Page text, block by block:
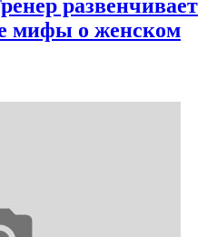
развенчивает
мифы о женском